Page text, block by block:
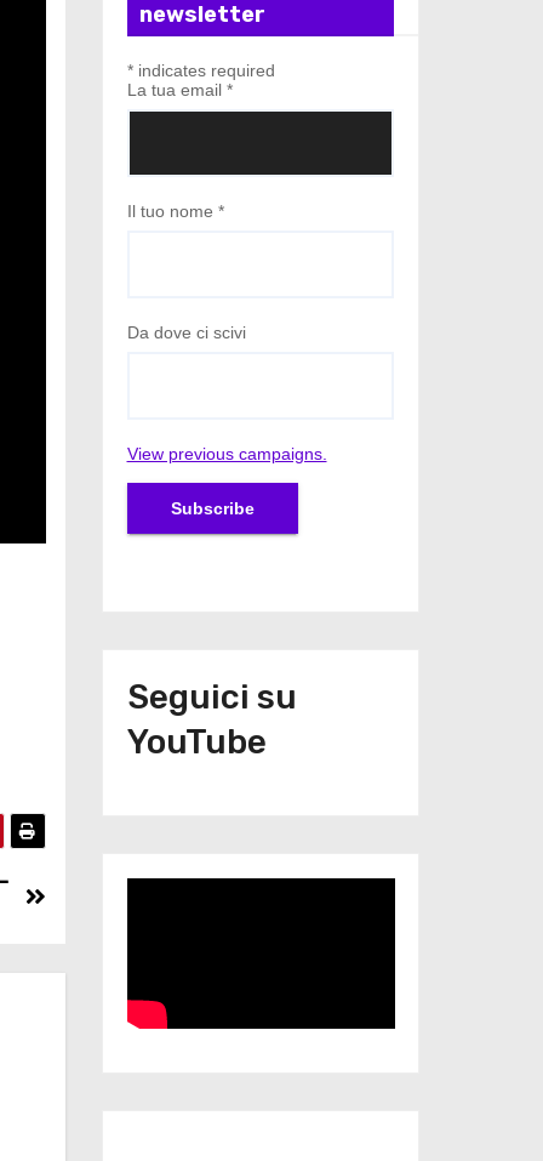
newsletter
*indicates required
La tua email *
Il tuo nome *
Da dove ci scivi
View previous campaigns.
Seguici su
YouTube